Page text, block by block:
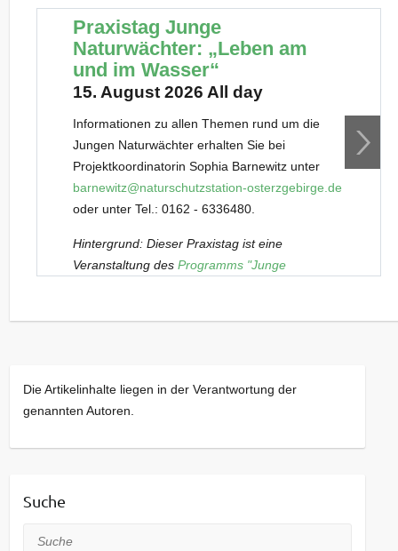
Praxistag Junge
Naturwächter: „Leben am
und im Wasser“
15. August 2026 All day
Informationen zu allen Themen rund um die
Jungen Naturwächter erhalten Sie bei
Projektkoordinatorin Sophia Barnewitz unter
barnewitz@naturschutzstation-osterzgebirge.de
oder unter Tel.: 0162 - 6336480.
Hintergrund: Dieser Praxistag ist eine
Veranstaltung desProgramms "Junge
festen Gruppen besucht. Sobald Plätze in
diesen Gruppen frei werden, sind weitere
Die Artikelinhalte liegen in der Verantwortung der
genannten Autoren.
Suche
Suche